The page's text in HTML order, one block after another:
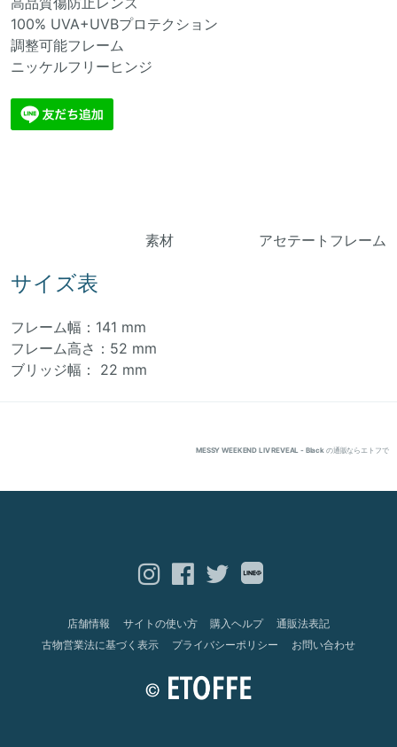
100% UVA+UVBプロテクション
調整可能フレーム
ニッケルフリーヒンジ
素材 アセテートフレーム
サイズ表
フレーム幅：141 mm
フレーム高さ：52 mm
ブリッジ幅： 22 mm
MESSY WEEKEND LIV REVEAL - Black の通販ならエトフで
店舗情報 サイトの使い方 購入ヘルプ
通販法表記
古物営業法に基づく表示
プライバシーポリシー お問い合わせ